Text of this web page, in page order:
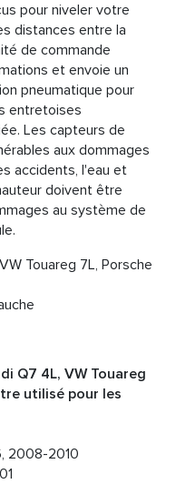
pour niveler votre
distances entre la
de commande
et envoie un
pneumatique pour
entretoises
Les capteurs de
aux dommages
accidents, l'eau et
doivent être
au système de
Touareg 7L, Porsche
Q7 4L, VW Touareg
utilisé pour les
2008-2010